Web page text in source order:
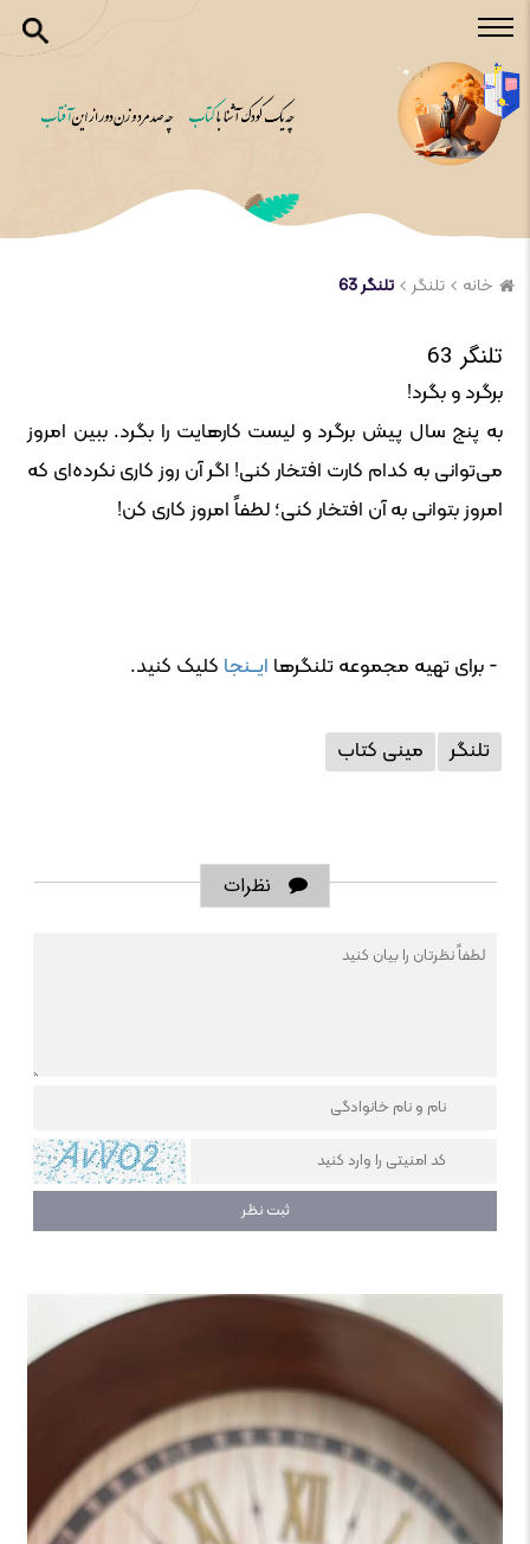
خانه تلنگر تلنگر 63
تلنگر 63
برگرد و بگرد!
به پنج سال پیش برگرد و لیست کارهایت را بگرد. ببین امروز
می‌توانی به کدام کارت افتخار کنی! اگر آن روز کاری نکرده‌ای که
امروز بتوانی به آن افتخار کنی؛ لطفاً امروز کاری کن!
- برای تهیه مجموعه تلنگرها ایــنجا کلیک کنید.
تلنگر مینی کتاب
نظرات